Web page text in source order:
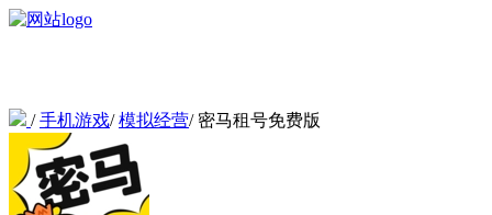
/手机游戏/模拟经营/ 密马租号免费版